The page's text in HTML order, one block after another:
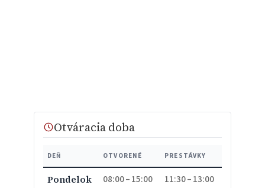
Otváracia doba
DEŇ OTVORENÉ PRESTÁVKY
Pondelok 08:00 – 15:00 11:30 – 13:00